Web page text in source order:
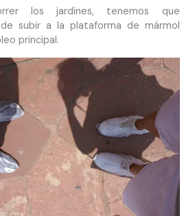
los jardines, tenemos que
subir a la plataforma de mármol
principal.